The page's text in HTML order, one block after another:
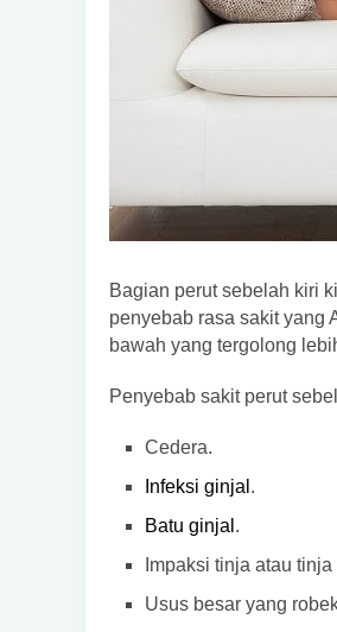
Bagian perut sebelah kiri
penyebab rasa sakit yang
bawah yang tergolong
Penyebab sakit perut
Cedera.
Infeksi ginjal .
Batu ginjal .
Impaksi tinja atau
Usus besar yang